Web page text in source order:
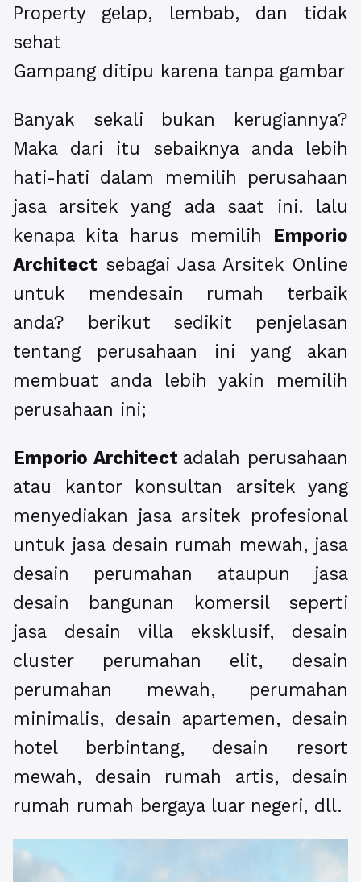
Property gelap, lembab, dan tidak
sehat
Gampang ditipu karena tanpa gambar
Banyak sekali bukan kerugiannya?
Maka dari itu sebaiknya anda lebih
hati-hati dalam memilih perusahaan
jasa arsitek yang ada saat ini. lalu
kenapa kita harus memilih Emporio
Architect sebagai Jasa Arsitek Online
untuk mendesain rumah terbaik
anda? berikut sedikit penjelasan
tentang perusahaan ini yang akan
membuat anda lebih yakin memilih
perusahaan ini;
Emporio Architect adalah perusahaan
atau kantor konsultan arsitek yang
menyediakan jasa arsitek profesional
untuk jasa desain rumah mewah, jasa
desain perumahan ataupun jasa
desain bangunan komersil seperti
jasa desain villa eksklusif, desain
cluster perumahan elit, desain
perumahan mewah, perumahan
minimalis, desain apartemen, desain
hotel berbintang, desain resort
mewah, desain rumah artis, desain
rumah rumah bergaya luar negeri, dll.